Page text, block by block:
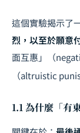
這個實驗揭示了
烈，以至於願意
面互惠」（
（altruistic
1.1 為什麼「有